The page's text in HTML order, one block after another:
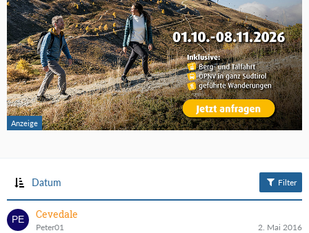
Datum Filter
Cevedale
Peter01 2. Mai 2016